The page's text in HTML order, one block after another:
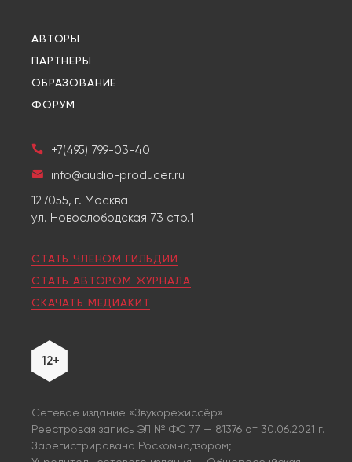
АВТОРЫ
ПАРТНЕРЫ
ОБРАЗОВАНИЕ
ФОРУМ
+7(495) 799-03-40
info@audio-producer.ru
127055, г. Москва
ул. Новослободская 73 стр.1
СТАТЬ ЧЛЕНОМ ГИЛЬДИИ
СТАТЬ АВТОРОМ ЖУРНАЛА
СКАЧАТЬ МЕДИАКИТ
12+
Сетевое издание «Звукорежиссёр»
Реестровая запись ЭЛ № ФС 77 — 81376 от 30.06.2021 г.
Зарегистрировано Роскомнадзором;